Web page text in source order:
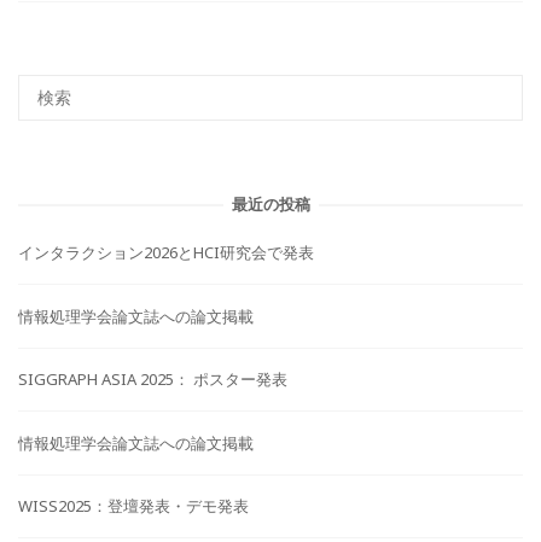
最近の投稿
インタラクション2026とHCI研究会で発表
情報処理学会論文誌への論文掲載
SIGGRAPH ASIA 2025： ポスター発表
情報処理学会論文誌への論文掲載
WISS2025：登壇発表・デモ発表